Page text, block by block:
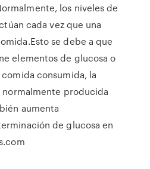
los niveles de
cada vez que una
se debe a que
elementos de glucosa o
consumida, la
producida
aumenta
de glucosa en